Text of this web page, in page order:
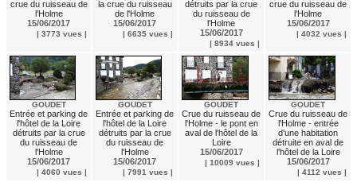
crue du ruisseau de
l'Holme
15/06/2017
| 3773 vues |
la crue du ruisseau
de l'Holme
15/06/2017
| 6635 vues |
détruits par la crue
du ruisseau de
l'Holme
15/06/2017
| 8934 vues |
crue du ruisseau de
l'Holme
15/06/2017
| 4032 vues |
GOUDET
Entrée et parking de
l'hôtel de la Loire
détruits par la crue
du ruisseau de
l'Holme
15/06/2017
| 4060 vues |
GOUDET
Entrée et parking de
l'hôtel de la Loire
détruits par la crue
du ruisseau de
l'Holme
15/06/2017
| 7991 vues |
GOUDET
Crue du ruisseau de
l'Holme - le pont en
aval de l'hôtel de la
Loire
15/06/2017
| 10009 vues |
GOUDET
Crue du ruisseau de
l'Holme - entrée
d'une habitation
détruite en aval de
l'hôtel de la Loire
15/06/2017
| 4112 vues |